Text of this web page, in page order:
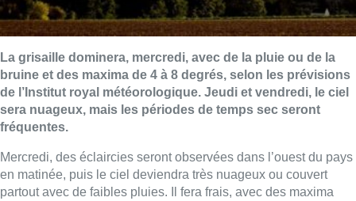
La grisaille dominera, mercredi, avec de la pluie ou de la
bruine et des maxima de 4 à 8 degrés, selon les prévisions
de l’Institut royal météorologique. Jeudi et vendredi, le ciel
sera nuageux, mais les périodes de temps sec seront
fréquentes.
Mercredi, des éclaircies seront observées dans l’ouest du pays
en matinée, puis le ciel deviendra très nuageux ou couvert
partout avec de faibles pluies. Il fera frais, avec des maxima